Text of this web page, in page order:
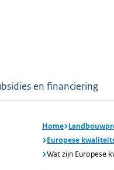
en financiering
Home
Europese
Wat zijn Europese